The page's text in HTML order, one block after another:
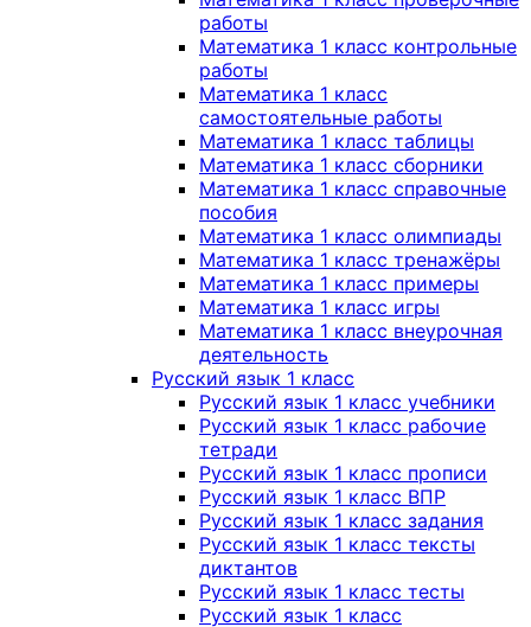
работы
Математика 1 класс контрольные
работы
Математика 1 класс
самостоятельные работы
Математика 1 класс таблицы
Математика 1 класс сборники
Математика 1 класс справочные
пособия
Математика 1 класс олимпиады
Математика 1 класс тренажёры
Математика 1 класс примеры
Математика 1 класс игры
Математика 1 класс внеурочная
деятельность
Русский язык 1 класс
Русский язык 1 класс учебники
Русский язык 1 класс рабочие
тетради
Русский язык 1 класс прописи
Русский язык 1 класс ВПР
Русский язык 1 класс задания
Русский язык 1 класс тексты
диктантов
Русский язык 1 класс тесты
Русский язык 1 класс